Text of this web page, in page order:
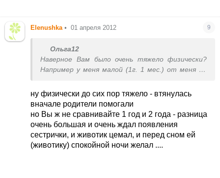
Elenushka • 01 апреля 2012 9
Ольга12
Наверное Вам было очень тяжело физически?
Например у меня малой (1г. 1 мес.) от меня ни
идёт. Ни с кем, кроме меня долго находится не
может, спит только со мной. Даже к мужу меня
"ревнует", убирает его руки от меня. А если бы
"конкурент" появился бы...? Я даже этого пока
не представляю.
ну физически до сих пор тяжело - втянулась
вначале родители помогали
но Вы ж не сравнивайте 1 год и 2 года - разница
очень большая и очень ждал появления
сестрички, и животик цемал, и перед сном ей
(животику) спокойной ночи желал ....